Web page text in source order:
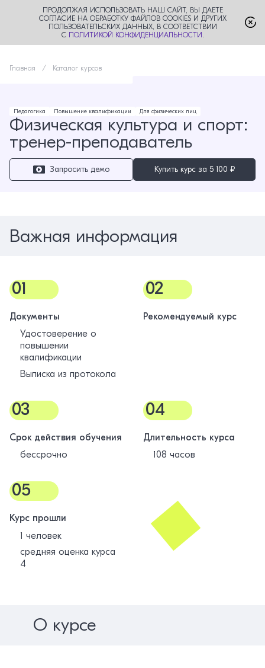
ПРОДОЛЖАЯ ИСПОЛЬЗОВАТЬ НАШ САЙТ, ВЫ ДАЕТЕ
СОГЛАСИЕ НА ОБРАБОТКУ ФАЙЛОВ COOKIES И ДРУГИХ
ПОЛЬЗОВАТЕЛЬСКИХ ДАННЫХ, В СООТВЕТСТВИИ
С ПОЛИТИКОЙ КОНФИДЕНЦИАЛЬНОСТИ .
Главная Каталог курсов
Педагогика Повышение квалификации Для физических лиц
Физическая культура и спорт:
тренер-преподаватель
Запросить демо Купить курс за 5 100 ₽
Важная информация
01
Документы
Удостоверение о
повышении
квалификации
Выписка из протокола
02
Рекомендуемый курс
03
Срок действия обучения
бессрочно
04
Длительность курса
108 часов
05
Курс прошли
1 человек
средняя оценка курса
4
О курсе